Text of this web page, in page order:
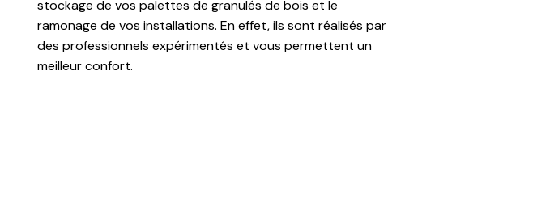
stockage de vos palettes de granulés de bois et le
ramonage de vos installations. En effet, ils sont réalisés par
des professionnels expérimentés et vous permettent un
meilleur confort.